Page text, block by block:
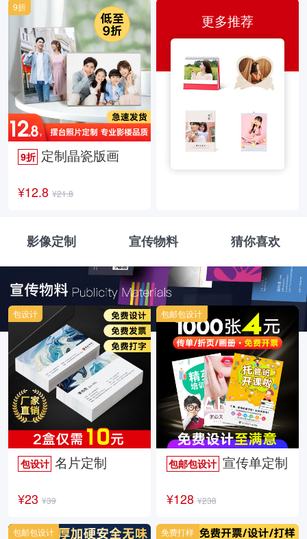
9折 定制晶瓷版画
¥12.8 ¥21.8
9折
更多推荐
影像定制 宣传物料 猜你喜欢
包设计 名片定制
¥23 ¥39
包设计
包邮包设计宣传单定制
¥128 ¥238
包邮包设计
包邮包设计 免费打样